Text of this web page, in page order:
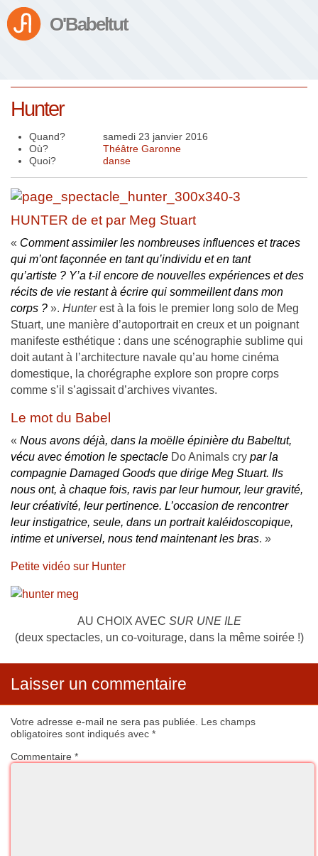
O'Babeltut
Hunter
Quand?
samedi 23 janvier 2016
Où?
Théâtre Garonne
Quoi?
danse
HUNTER de et par Meg Stuart
« Comment assimiler les nombreuses influences et traces
qui m’ont façonnée en tant qu’individu et en tant
qu’artiste ? Y’a t-il encore de nouvelles expériences et des
récits de vie restant à écrire qui sommeillent dans mon
corps ? ». Hunterest à la fois le premier long solo de Meg
Stuart, une manière d’autoportrait en creux et un poignant
manifeste esthétique : dans une scénographie sublime qui
doit autant à l’architecture navale qu’au home cinéma
domestique, la chorégraphe explore son propre corps
comme s’il s’agissait d’archives vivantes.
Le mot du Babel
« Nous avons déjà, dans la moëlle épinière du Babeltut,
vécu avec émotion le spectacle Do Animals cry par la
compagnie Damaged Goods que dirige Meg Stuart. Ils
nous ont, à chaque fois, ravis par leur humour, leur gravité,
leur créativité, leur pertinence. L’occasion de rencontrer
leur instigatrice, seule, dans un portrait kaléidoscopique,
intime et universel, nous tend maintenant les bras. »
Petite vidéo sur Hunter
AU CHOIX AVEC SUR UNE ILE
(deux spectacles, un co-voiturage, dans la même soirée !)
Laisser un commentaire
Votre adresse e-mail ne sera pas publiée. Les champs
obligatoires sont indiqués avec *
Commentaire *